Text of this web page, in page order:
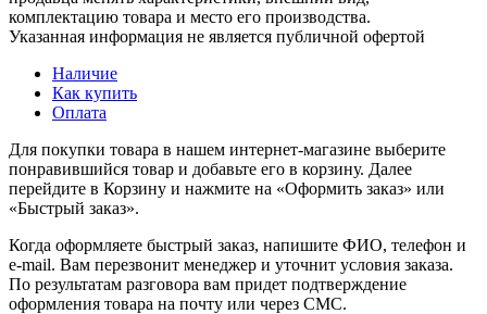
комплектацию товара и место его производства.
Указанная информация не является публичной офертой
Наличие
Как купить
Оплата
Для покупки товара в нашем интернет-магазине выберите
понравившийся товар и добавьте его в корзину. Далее
перейдите в Корзину и нажмите на «Оформить заказ» или
«Быстрый заказ».
Когда оформляете быстрый заказ, напишите ФИО, телефон и
e-mail. Вам перезвонит менеджер и уточнит условия заказа.
По результатам разговора вам придет подтверждение
оформления товара на почту или через СМС.